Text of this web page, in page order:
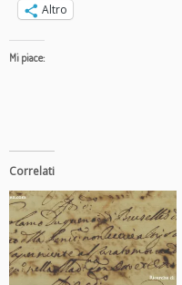
Altro
Mi piace:
Correlati